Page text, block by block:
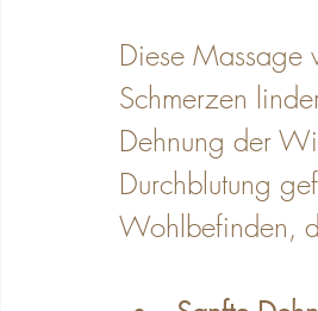
Diese Massage
Schmerzen
Dehnung der
Durchblutung
Wohlbefinden,